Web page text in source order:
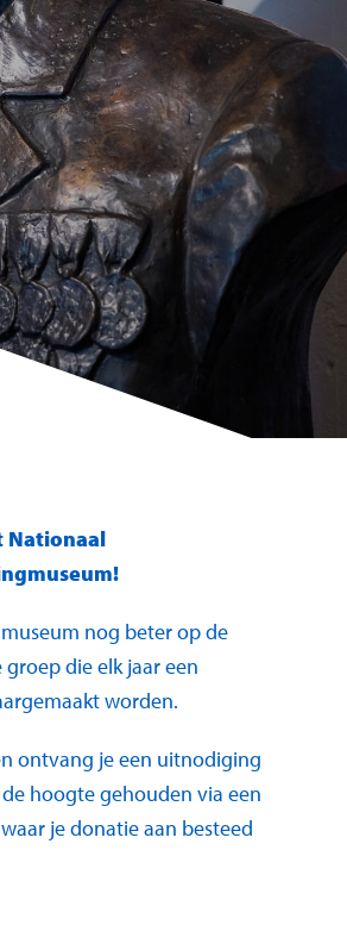
Nationaal
nog beter op de
die elk jaar een
worden.
ontvang je een uitnodiging
hoogte gehouden via een
je donatie aan besteed